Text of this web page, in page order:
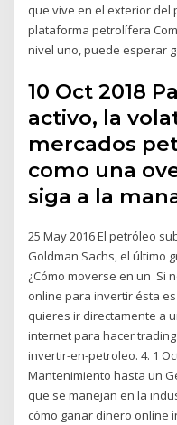
que vive en el exterior del
plataforma petrolífera
nivel uno, puede esperar
10 Oct 2018
activo, la
mercados
como una
siga a la
25 May 2016 El petróleo
Goldman Sachs, el último
¿Cómo moverse en un Si
online para invertir ésta
quieres ir directamente a
internet para hacer
invertir-en-petroleo. 4. 1
Mantenimiento hasta un
que se manejan en la
cómo ganar dinero online